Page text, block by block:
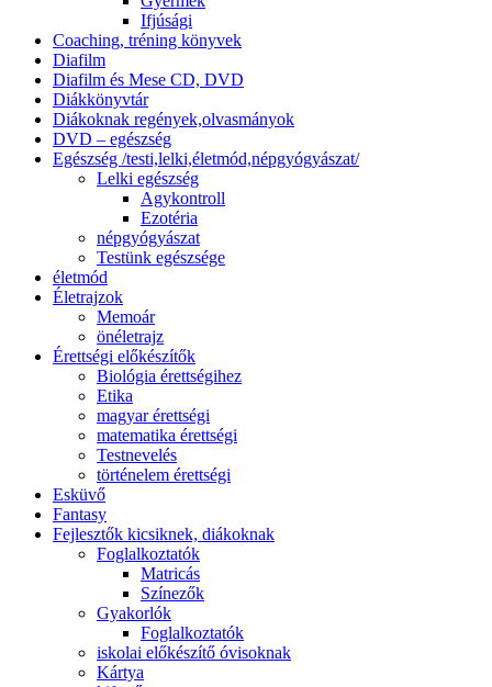
Ifjúsági
Coaching, tréning könyvek
Diafilm
Diafilm és Mese CD, DVD
Diákkönyvtár
Diákoknak regények,olvasmányok
DVD – egészség
Egészség /testi,lelki,életmód,népgyógyászat/
Lelki egészség
Agykontroll
Ezotéria
népgyógyászat
Testünk egészsége
életmód
Életrajzok
Memoár
önéletrajz
Érettségi előkészítők
Biológia érettségihez
Etika
magyar érettségi
matematika érettségi
Testnevelés
történelem érettségi
Esküvő
Fantasy
Fejlesztők kicsiknek, diákoknak
Foglalkoztatók
Matricás
Színezők
Gyakorlók
Foglalkoztatók
iskolai előkészítő óvisoknak
Kártya